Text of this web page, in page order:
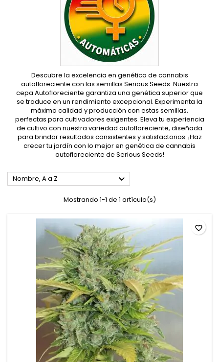
Descubre la excelencia en genética de cannabis
autofloreciente con las semillas Serious Seeds. Nuestra
cepa Autofloreciente garantiza una genética superior que
se traduce en un rendimiento excepcional. Experimenta la
máxima calidad y producción con estas semillas,
perfectas para cultivadores exigentes. Eleva tu experiencia
de cultivo con nuestra variedad autofloreciente, diseñada
para brindar resultados consistentes y satisfactorios. ¡Haz
crecer tu jardín con lo mejor en genética de cannabis
autofloreciente de Serious Seeds!
Nombre, A a Z 
Mostrando 1-1 de 1 artículo(s)
favorite_border